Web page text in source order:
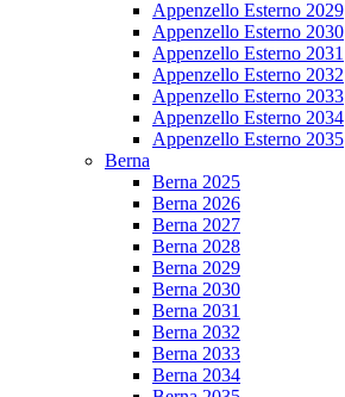
Appenzello Esterno 2029
Appenzello Esterno 2030
Appenzello Esterno 2031
Appenzello Esterno 2032
Appenzello Esterno 2033
Appenzello Esterno 2034
Appenzello Esterno 2035
Berna
Berna 2025
Berna 2026
Berna 2027
Berna 2028
Berna 2029
Berna 2030
Berna 2031
Berna 2032
Berna 2033
Berna 2034